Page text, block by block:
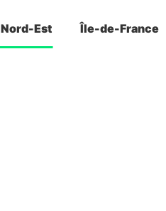
Nord-Est Île-de-France